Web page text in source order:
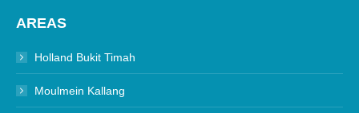
AREAS
Holland Bukit Timah
Moulmein Kallang